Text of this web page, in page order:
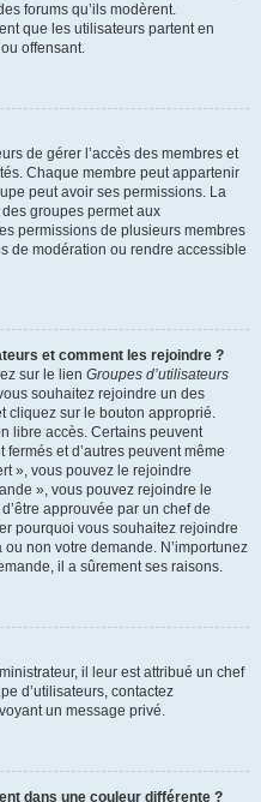
forums qu’ils modèrent.
que les utilisateurs partent en
offensant.
de gérer l’accès des membres et
Chaque membre peut appartenir
peut avoir ses permissions. La
groupes permet aux
permissions de plusieurs membres
de modération ou rendre accessible
et comment les rejoindre ?
sur le lien Groupes d’utilisateurs
souhaitez rejoindre un des
cliquez sur le bouton approprié.
libre accès. Certains peuvent
et d’autres peuvent même
», vous pouvez le rejoindre
», vous pouvez rejoindre le
approuvée par un chef de
pourquoi vous souhaitez rejoindre
non votre demande. N’importunez
il a sûrement ses raisons.
il leur est attribué un chef
d’utilisateurs, contactez
un message privé.
dans une couleur différente ?